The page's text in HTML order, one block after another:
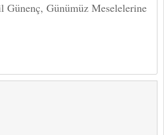
Günenç, Günümüz Meselelerine